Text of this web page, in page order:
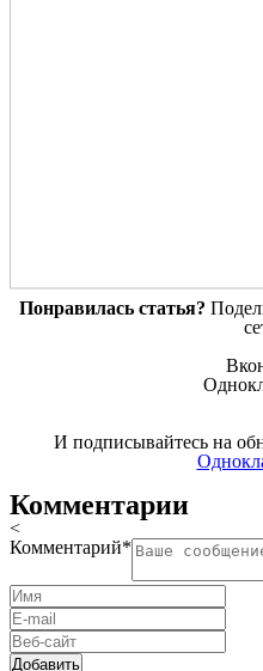
Понравилась статья?
И подписывайтесь на
Комментарии
<
Комментарий*